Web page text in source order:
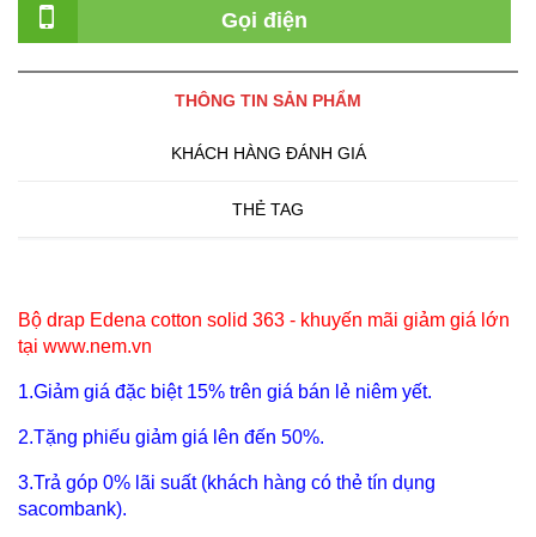
Gọi điện
THÔNG TIN SẢN PHẨM
KHÁCH HÀNG ĐÁNH GIÁ
THẺ TAG
Bộ drap Edena cotton solid 363 - khuyến mãi giảm giá lớn
tại www.nem.vn
1.Giảm giá đặc biệt 15% trên giá bán lẻ niêm yết.
2.Tặng phiếu giảm giá lên đến 50%.
3.Trả góp 0% lãi suất (khách hàng có thẻ tín dụng
sacombank).